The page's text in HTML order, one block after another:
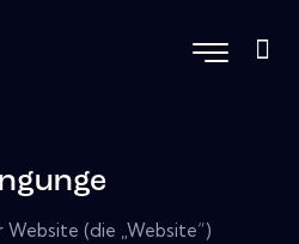
(die „Website“)